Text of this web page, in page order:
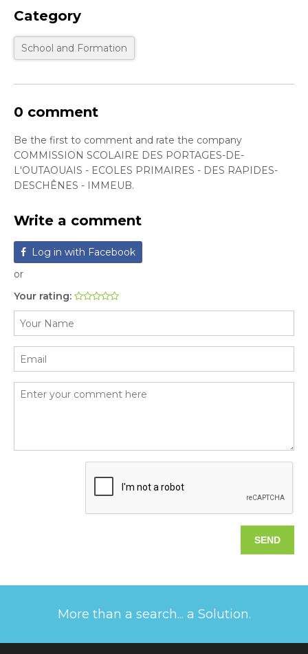
Category
School and Formation
0 comment
Be the first to comment and rate the company
COMMISSION SCOLAIRE DES PORTAGES-DE-
L'OUTAOUAIS - ECOLES PRIMAIRES - DES RAPIDES-
DESCHÊNES - IMMEUB.
Write a comment
Log in with Facebook
or
Your rating:
More than a search... a Solution.